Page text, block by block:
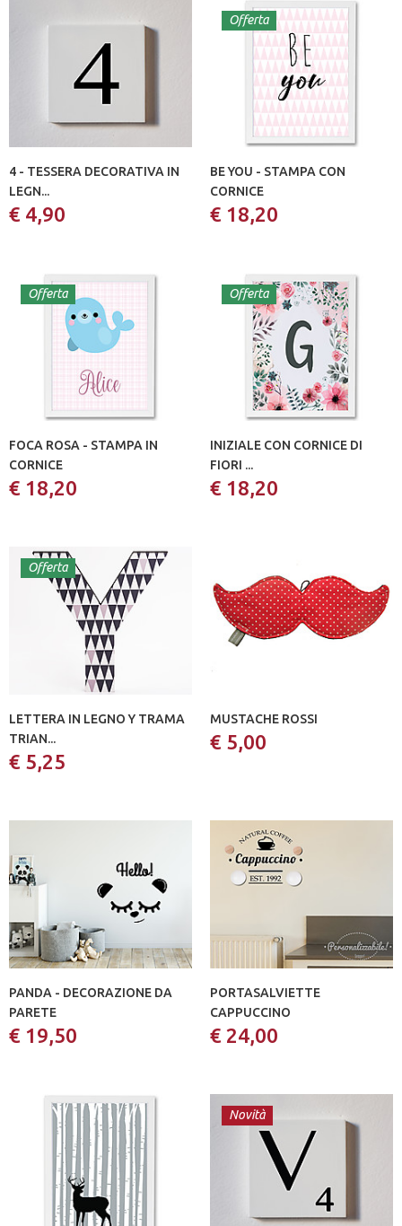
4 - TESSERA DECORATIVA IN
LEGN...
€ 4,90
Offerta
BE YOU - STAMPA CON
CORNICE
€ 18,20
Offerta
FOCA ROSA - STAMPA IN
CORNICE
€ 18,20
Offerta
INIZIALE CON CORNICE DI
FIORI ...
€ 18,20
Offerta
LETTERA IN LEGNO Y TRAMA
TRIAN...
€ 5,25
MUSTACHE ROSSI
€ 5,00
PANDA - DECORAZIONE DA
PARETE
€ 19,50
PORTASALVIETTE
CAPPUCCINO
€ 24,00
Novità